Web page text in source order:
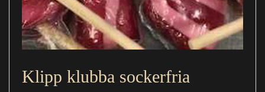
Klipp klubba sockerfria